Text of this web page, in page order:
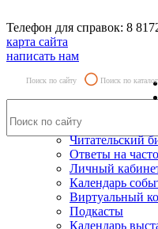
Телефон для справок: 8
карта сайта
написать нам
Поиск по сайту Поиск по
Читательский
Ответы на
Личный
Календарь
Виртуальный
Подкасты
Календарь